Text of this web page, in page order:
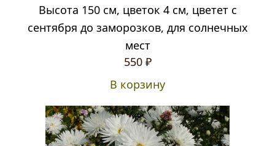
Высота 150 см, цветок 4 см, цветет с
сентября до заморозков, для солнечных
мест
550 ₽
В корзину